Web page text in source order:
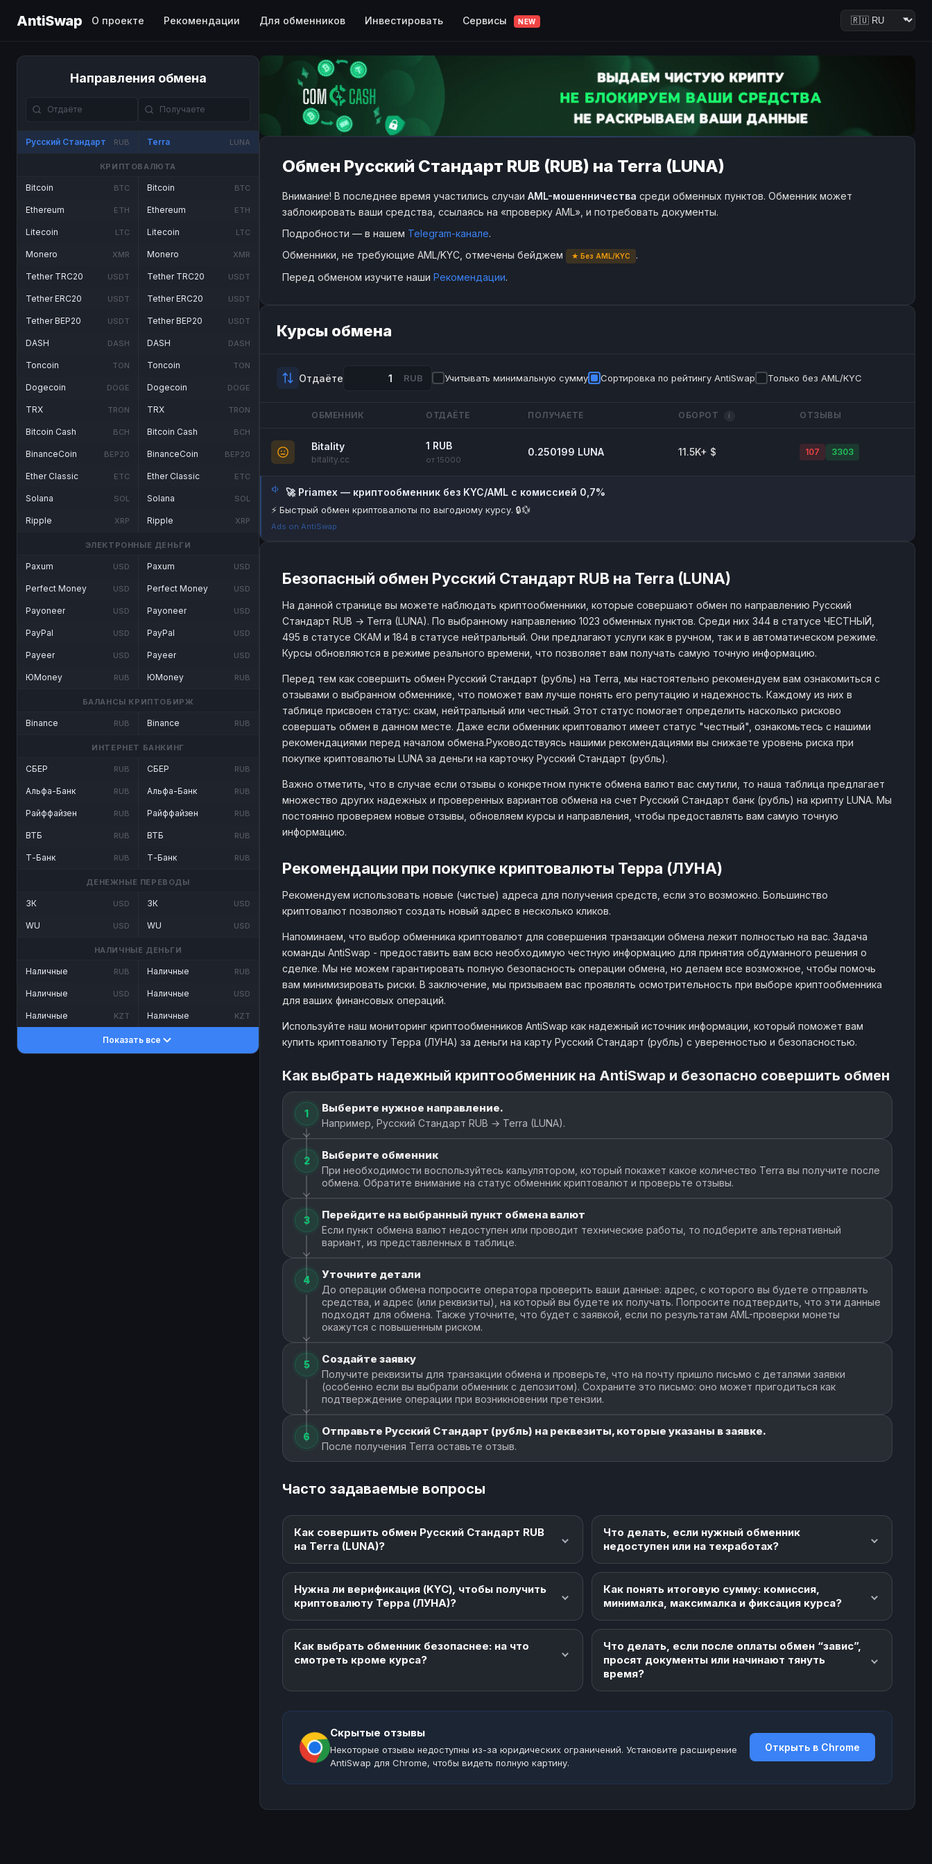
AntiSwap О проекте Рекомендации Для обменников Инвестировать Сервисы NEW
Направления обмена
Русский Стандарт RUB Terra LUNA
КРИПТОВАЛЮТА
Bitcoin BTC
Ethereum ETH
Litecoin LTC
Monero XMR
Tether TRC20 USDT
Tether ERC20 USDT
Tether BEP20 USDT
DASH DASH
Toncoin TON
Dogecoin DOGE
TRX TRON
Bitcoin Cash BCH
BinanceCoin BEP20
Ether Classic ETC
Solana SOL
Ripple XRP
Bitcoin BTC
Ethereum ETH
Litecoin LTC
Monero XMR
Tether TRC20 USDT
Tether ERC20 USDT
Tether BEP20 USDT
DASH DASH
Toncoin TON
Dogecoin DOGE
TRX TRON
Bitcoin Cash BCH
BinanceCoin BEP20
Ether Classic ETC
Solana SOL
Ripple XRP
ЭЛЕКТРОННЫЕ ДЕНЬГИ
Paxum USD
Perfect Money USD
Payoneer USD
PayPal USD
Payeer USD
ЮMoney RUB
Paxum USD
Perfect Money USD
Payoneer USD
PayPal USD
Payeer USD
ЮMoney RUB
БАЛАНСЫ КРИПТОБИРЖ
Binance RUB Binance RUB
ИНТЕРНЕТ БАНКИНГ
СБЕР RUB
Альфа-Банк RUB
Райффайзен RUB
ВТБ RUB
Т-Банк RUB
СБЕР RUB
Альфа-Банк RUB
Райффайзен RUB
ВТБ RUB
Т-Банк RUB
ДЕНЕЖНЫЕ ПЕРЕВОДЫ
ЗК USD
WU USD
ЗК USD
WU USD
НАЛИЧНЫЕ ДЕНЬГИ
Наличные RUB
Наличные USD
Наличные KZT
Наличные RUB
Наличные USD
Наличные KZT
Показать все
Обмен Русский Стандарт RUB (RUB) на Terra (LUNA)
Внимание! В последнее время участились случаи AML-мошенничества среди обменных пунктов. Обменник может
заблокировать ваши средства, ссылаясь на «проверку AML», и потребовать документы.
Подробности — в нашем Telegram-канале.
Обменники, не требующие AML/KYC, отмечены бейджем
★ Без AML/KYC
.
Перед обменом изучите наши Рекомендации.
Курсы обмена
Отдаёте RUB Учитывать минимальную сумму Сортировка по рейтингу AntiSwap Только без AML/KYC
ОБМЕННИК ОТДАЁТЕ ПОЛУЧАЕТЕ ОБОРОТ i ОТЗЫВЫ
Bitality
bitality.cc
1 RUB
от 15000
0.250199 LUNA 11.5K+ $ 107 3303
🚀 Priamex — криптообменник без KYC/AML с комиссией 0,7%
⚡ Быстрый обмен криптовалюты по выгодному курсу. 🔒💱
Ads on AntiSwap
Безопасный обмен Русский Стандарт RUB на Terra (LUNA)
На данной странице вы можете наблюдать криптообменники, которые совершают обмен по направлению Русский
Стандарт RUB → Terra (LUNA). По выбранному направлению 1023 обменных пунктов. Среди них 344 в статусе ЧЕСТНЫЙ,
495 в статусе СКАМ и 184 в статусе нейтральный. Они предлагают услуги как в ручном, так и в автоматическом режиме.
Курсы обновляются в режиме реального времени, что позволяет вам получать самую точную информацию.
Перед тем как совершить обмен Русский Стандарт (рубль) на Terra, мы настоятельно рекомендуем вам ознакомиться с
отзывами о выбранном обменнике, что поможет вам лучше понять его репутацию и надежность. Каждому из них в
таблице присвоен статус: скам, нейтральный или честный. Этот статус помогает определить насколько рисково
совершать обмен в данном месте. Даже если обменник криптовалют имеет статус "честный", ознакомьтесь с нашими
рекомендациями перед началом обмена.Руководствуясь нашими рекомендациями вы снижаете уровень риска при
покупке криптовалюты LUNA за деньги на карточку Русский Стандарт (рубль).
Важно отметить, что в случае если отзывы о конкретном пункте обмена валют вас смутили, то наша таблица предлагает
множество других надежных и проверенных вариантов обмена на счет Русский Стандарт банк (рубль) на крипту LUNA. Мы
постоянно проверяем новые отзывы, обновляем курсы и направления, чтобы предоставлять вам самую точную
информацию.
Рекомендации при покупке криптовалюты Терра (ЛУНА)
Рекомендуем использовать новые (чистые) адреса для получения средств, если это возможно. Большинство
криптовалют позволяют создать новый адрес в несколько кликов.
Напоминаем, что выбор обменника криптовалют для совершения транзакции обмена лежит полностью на вас. Задача
команды AntiSwap - предоставить вам всю необходимую честную информацию для принятия обдуманного решения о
сделке. Мы не можем гарантировать полную безопасность операции обмена, но делаем все возможное, чтобы помочь
вам минимизировать риски. В заключение, мы призываем вас проявлять осмотрительность при выборе криптообменника
для ваших финансовых операций.
Используйте наш мониторинг криптообменников AntiSwap как надежный источник информации, который поможет вам
купить криптовалюту Терра (ЛУНА) за деньги на карту Русский Стандарт (рубль) с уверенностью и безопасностью.
Как выбрать надежный криптообменник на AntiSwap и безопасно совершить обмен
1 Выберите нужное направление.
Например, Русский Стандарт RUB → Terra (LUNA).
2 Выберите обменник
При необходимости воспользуйтесь кальулятором, который покажет какое количество Terra вы получите после
обмена. Обратите внимание на статус обменник криптовалют и проверьте отзывы.
3 Перейдите на выбранный пункт обмена валют
Если пункт обмена валют недоступен или проводит технические работы, то подберите альтернативный
вариант, из представленных в таблице.
4 Уточните детали
До операции обмена попросите оператора проверить ваши данные: адрес, с которого вы будете отправлять
средства, и адрес (или реквизиты), на который вы будете их получать. Попросите подтвердить, что эти данные
подходят для обмена. Также уточните, что будет с заявкой, если по результатам AML-проверки монеты
окажутся с повышенным риском.
5 Создайте заявку
Получите реквизиты для транзакции обмена и проверьте, что на почту пришло письмо с деталями заявки
(особенно если вы выбрали обменник с депозитом). Сохраните это письмо: оно может пригодиться как
подтверждение операции при возникновении претензии.
6 Отправьте Русский Стандарт (рубль) на реквезиты, которые указаны в заявке.
После получения Terra оставьте отзыв.
Часто задаваемые вопросы
Как совершить обмен Русский Стандарт RUB
на Terra (LUNA)?
Что делать, если нужный обменник
недоступен или на техработах?
Нужна ли верификация (KYC), чтобы получить
криптовалюту Терра (ЛУНА)?
Как понять итоговую сумму: комиссия,
минималка, максималка и фиксация курса?
Как выбрать обменник безопаснее: на что
смотреть кроме курса?
Что делать, если после оплаты обмен “завис”,
просят документы или начинают тянуть
время?
Скрытые отзывы
Некоторые отзывы недоступны из-за юридических ограничений. Установите расширение
AntiSwap для Chrome, чтобы видеть полную картину.
Открыть в Chrome